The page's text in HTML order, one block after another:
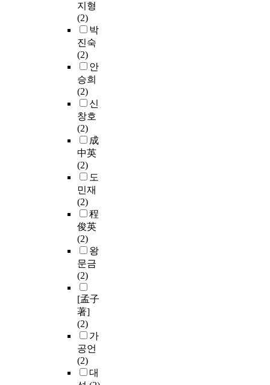
지형
(2)
박
진숙
(2)
안
승희
(2)
신
창호
(2)
成
中英
(2)
도
민재
(2)
程
俊英
(2)
왕
문금
(2)
[孟子
著]
(2)
가
공언
(2)
대